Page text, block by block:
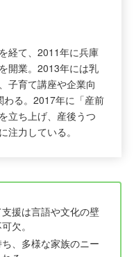
経て、2011年に兵庫
開業。2013年には乳
子育て講座や企業向
わる。2017年に「産前
立ち上げ、産後うつ
力している。
援は言語や文化の壁
欠。
、多様な家族のニー